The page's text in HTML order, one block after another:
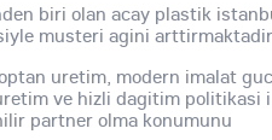
biri olan acay plastik
musteri agini
uretim, modern imalat
ve hizli dagitim politikasi
partner olma konumunu